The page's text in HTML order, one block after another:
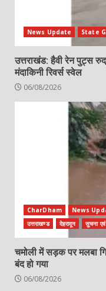
News Update State
उत्तराखंड: हैवी रेन पुट्स
मंदाकिनी रिवर्स स्वेल
06/08/2026
CharDham News
उत्तराखण्ड
देहरादून सुचना एवं
चमोली में सड़क पर मलबा
बंद हो गया
06/08/2026